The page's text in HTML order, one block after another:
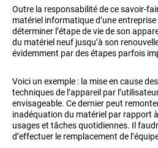
Outre la responsabilité de ce savoir-
matériel informatique d’une entreprise
déterminer l’étape de vie de son
du matériel neuf jusqu’à son
évidemment par des étapes parfois
Voici un exemple : la mise en cause
techniques de l’appareil par
envisageable. Ce dernier peut
inadéquation du matériel par rapport
usages et tâches quotidiennes. Il
d’effectuer le remplacement de